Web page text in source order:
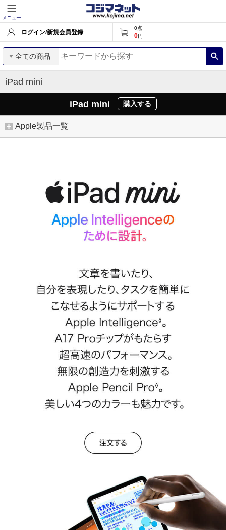
メニュー
ログイン/新規会員登録
0点
0円
全ての商品
iPad mini
iPad mini 購入する
Apple製品一覧